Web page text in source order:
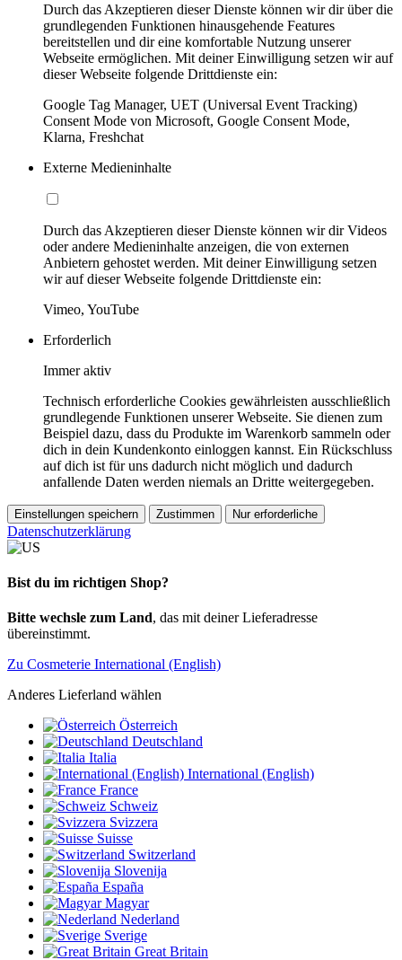
Durch das Akzeptieren dieser Dienste können wir dir über die
grundlegenden Funktionen hinausgehende Features
bereitstellen und dir eine komfortable Nutzung unserer
Webseite ermöglichen. Mit deiner Einwilligung setzen wir auf
dieser Webseite folgende Drittdienste ein:
Google Tag Manager, UET (Universal Event Tracking)
Consent Mode von Microsoft, Google Consent Mode,
Klarna, Freshchat
Externe Medieninhalte
Durch das Akzeptieren dieser Dienste können wir dir Videos
oder andere Medieninhalte anzeigen, die von externen
Anbietern gehostet werden. Mit deiner Einwilligung setzen
wir auf dieser Webseite folgende Drittdienste ein:
Vimeo, YouTube
Erforderlich
Immer aktiv
Technisch erforderliche Cookies gewährleisten ausschließlich
grundlegende Funktionen unserer Webseite. Sie dienen zum
Beispiel dazu, dass du Produkte im Warenkorb sammeln oder
dich in dein Kundenkonto einloggen kannst. Ein Rückschluss
auf dich ist für uns dadurch nicht möglich und dadurch
anfallende Daten werden niemals an Dritte weitergegeben.
Einstellungen speichern Zustimmen Nur erforderliche
Datenschutzerklärung
Bist du im richtigen Shop?
Bitte wechsle zum Land, das mit deiner Lieferadresse
übereinstimmt.
Zu Cosmeterie International (English)
Anderes Lieferland wählen
Österreich
Deutschland
Italia
International (English)
France
Schweiz
Svizzera
Suisse
Switzerland
Slovenija
España
Magyar
Nederland
Sverige
Great Britain